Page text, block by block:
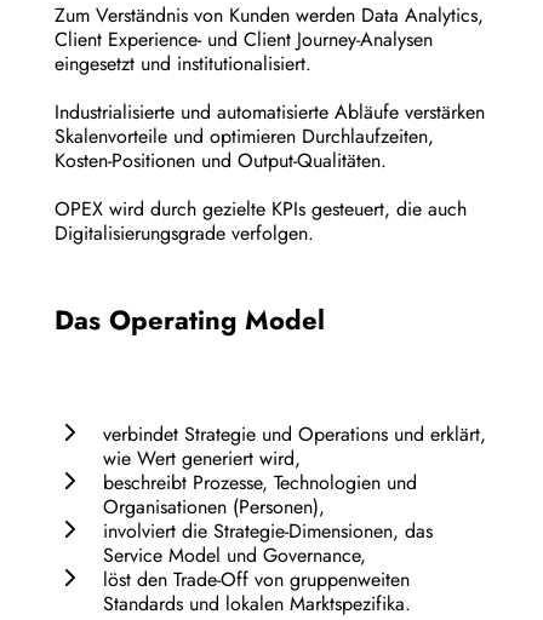
Zum Verständnis von Kunden werden Data Analytics,
Client Experience- und Client Journey-Analysen
eingesetzt und institutionalisiert.
Industrialisierte und automatisierte Abläufe verstärken
Skalenvorteile und optimieren Durchlaufzeiten,
Kosten-Positionen und Output-Qualitäten.
OPEX wird durch gezielte KPIs gesteuert, die auch
Digitalisierungsgrade verfolgen.
Das Operating Model
verbindet Strategie und Operations und erklärt,
wie Wert generiert wird,
beschreibt Prozesse, Technologien und
Organisationen (Personen),
involviert die Strategie-Dimensionen, das
Service Model und Governance,
löst den Trade-Off von gruppenweiten
Standards und lokalen Marktspezifika.